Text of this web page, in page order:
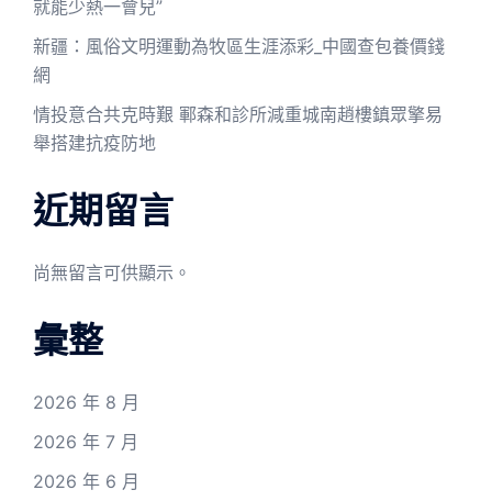
就能少熱一會兒”
新疆：風俗文明運動為牧區生涯添彩_中國查包養價錢
網
情投意合共克時艱 鄆森和診所減重城南趙樓鎮眾擎易
舉搭建抗疫防地
近期留言
尚無留言可供顯示。
彙整
2026 年 8 月
2026 年 7 月
2026 年 6 月